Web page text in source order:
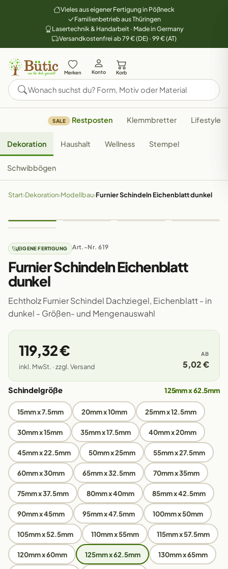
Vieles aus eigener Fertigung in Pößneck
Familienbetrieb aus Thüringen
Lasertechnik & Handarbeit · Made in Germany
Versandkostenfrei ab 79 € (DE) · 99 € (AT)
Merken Konto Korb
SALE Restposten Klemmbretter Lifestyle
Dekoration Haushalt Wellness Stempel
Schwibbögen
Start›Dekoration›Modellbau›Furnier Schindeln Eichenblatt dunkel
EIGENE FERTIGUNG Art.-Nr. 619
Furnier Schindeln Eichenblatt
dunkel
Echtholz Furnier Schindel Dachziegel, Eichenblatt - in
dunkel - Größen- und Mengenauswahl
119,32 €
inkl. MwSt. · zzgl. Versand
AB
5,02 €
Schindelgröße 125mm x 62.5mm
15mm x 7.5mm 20mm x 10mm 25mm x 12.5mm
30mm x 15mm 35mm x 17.5mm 40mm x 20mm
45mm x 22.5mm 50mm x 25mm 55mm x 27.5mm
60mm x 30mm 65mm x 32.5mm 70mm x 35mm
75mm x 37.5mm 80mm x 40mm 85mm x 42.5mm
90mm x 45mm 95mm x 47.5mm 100mm x 50mm
105mm x 52.5mm 110mm x 55mm 115mm x 57.5mm
120mm x 60mm 125mm x 62.5mm 130mm x 65mm